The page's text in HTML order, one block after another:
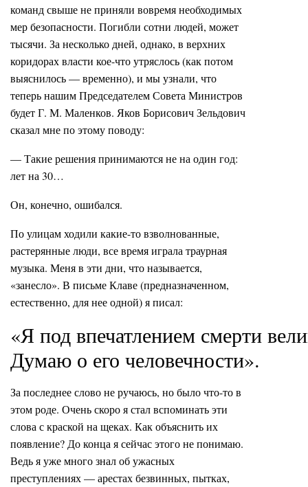
команд свыше не приняли вовремя необходимых
мер безопасности. Погибли сотни людей, может
тысячи. За несколько дней, однако, в верхних
коридорах власти кое-что утряслось (как потом
выяснилось — временно), и мы узнали, что
теперь нашим Председателем Совета Министров
будет Г. М. Маленков. Яков Борисович Зельдович
сказал мне по этому поводу:
— Такие решения принимаются не на один год:
лет на 30…
Он, конечно, ошибался.
По улицам ходили какие-то взволнованные,
растерянные люди, все время играла траурная
музыка. Меня в эти дни, что называется,
«занесло». В письме Клаве (предназначенном,
естественно, для нее одной) я писал:
«Я под впечатлением смерти
Думаю о его человечности».
За последнее слово не ручаюсь, но было что-то в
этом роде. Очень скоро я стал вспоминать эти
слова с краской на щеках. Как объяснить их
появление? До конца я сейчас этого не понимаю.
Ведь я уже много знал об ужасных
преступлениях — арестах безвинных, пытках,